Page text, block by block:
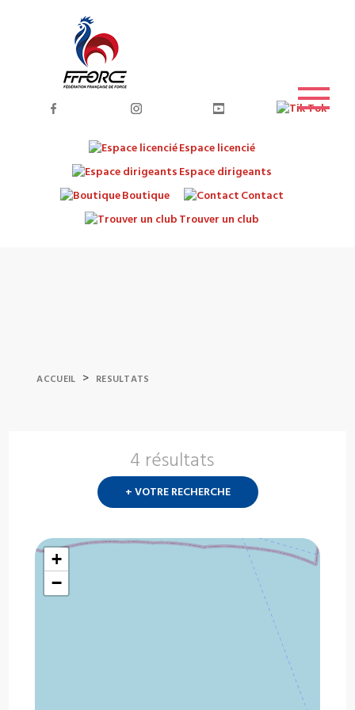
Espace licencié
Espace dirigeants
Boutique
Contact
Trouver un club
ACCUEIL > RESULTATS
4 résultats
+ VOTRE RECHERCHE
+
−